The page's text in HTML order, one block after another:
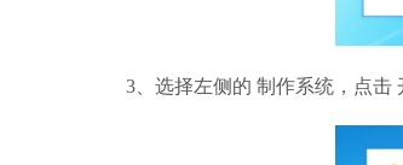
3、选择左侧的 制作系统，点击